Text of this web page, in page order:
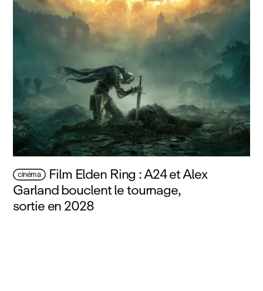
cinéma Film Elden Ring : A24 et Alex
Garland bouclent le tournage,
sortie en 2028